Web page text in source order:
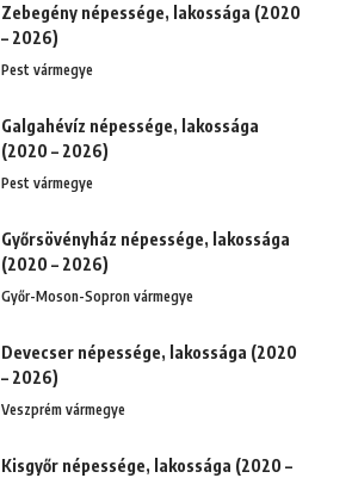
Zebegény népessége, lakossága (2020
– 2026)
Pest vármegye
Galgahévíz népessége, lakossága
(2020 – 2026)
Pest vármegye
Győrsövényház népessége, lakossága
(2020 – 2026)
Győr-Moson-Sopron vármegye
Devecser népessége, lakossága (2020
– 2026)
Veszprém vármegye
Kisgyőr népessége, lakossága (2020 –